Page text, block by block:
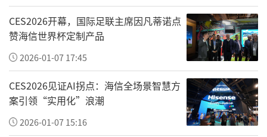
放眼江西，这样的党员故事并不稀缺。赣州西
所党支部党员徐继红连续四年帮扶一名孤独症
儿童，当孩子第一次叫出“姐姐”时，在场的
人无不欣慰。今年1月，南昌市湖坊村党委书记
吴卫国跳入刺骨寒水中救起落水老人，事后婉
拒感谢悄然离去，他说：“我是一名党员，群
众有难，挺身而出是本能。”江西每年评选近
CES2026开幕，国际足联主席因凡蒂诺点
赞海信世界杯定制产品
2026-01-07 17:45
CES2026见证AI拐点：海信全场景智慧方
案引领“实用化”浪潮
2026-01-07 15:16